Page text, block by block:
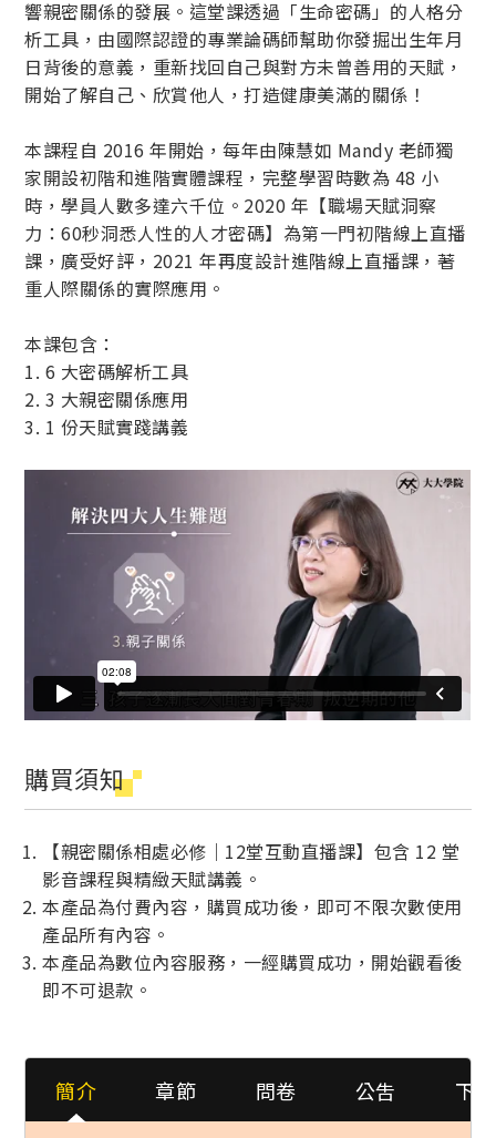
響親密關係的發展。這堂課透過「生命密碼」的人格分
析工具，由國際認證的專業論碼師幫助你發掘出生年月
日背後的意義，重新找回自己與對方未曾善用的天賦，
開始了解自己、欣賞他人，打造健康美滿的關係！
本課程自 2016 年開始，每年由陳慧如 Mandy 老師獨
家開設初階和進階實體課程，完整學習時數為 48 小
時，學員人數多達六千位。2020 年【職場天賦洞察
力：60秒洞悉人性的人才密碼】為第一門初階線上直播
課，廣受好評，2021 年再度設計進階線上直播課，著
重人際關係的實際應用。
本課包含：
1. 6 大密碼解析工具
2. 3 大親密關係應用
3. 1 份天賦實踐講義
購買須知
【親密關係相處必修｜12堂互動直播課】包含 12 堂
影音課程與精緻天賦講義。
本產品為付費內容，購買成功後，即可不限次數使用
產品所有內容。
本產品為數位內容服務，一經購買成功，開始觀看後
即不可退款。
簡介 章節 問卷 公吿 下載